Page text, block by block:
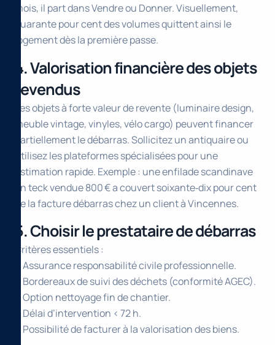
mois, il part dans Vendre ou Donner. Visuellement,
quarante pour cent des volumes quittent ainsi le
logement dès la première passe.
4. Valorisation financière des objets
revendus
Les objets à forte valeur de revente (luminaire design,
meuble vintage, vinyles, vélo cargo) peuvent financer
partiellement le débarras. Sollicitez un antiquaire ou
utilisez les plateformes spécialisées pour une
estimation rapide. Exemple : une enfilade scandinave
en teck vendue 800 € a couvert soixante‑dix pour cent
de la facture débarras chez un client à Vincennes.
5. Choisir le prestataire de débarras
Critères essentiels :
• Assurance responsabilité civile professionnelle.
• Bordereaux de suivi des déchets (conformité AGEC).
• Option nettoyage fin de chantier.
• Délai d’intervention < 72 h.
• Possibilité de facturer à la valorisation des biens.